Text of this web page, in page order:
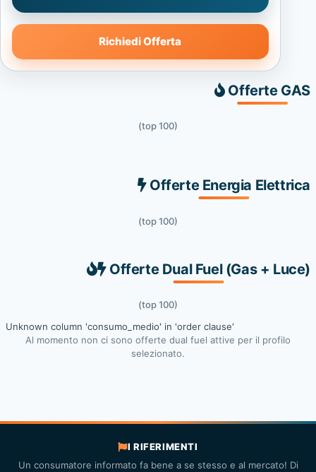
Richiedi Offerta
Offerte GAS
(top 100)
Offerte Energia Elettrica
(top 100)
Offerte Dual Fuel (Gas + Luce)
(top 100)
Unknown column 'consumo_medio' in 'order clause'
Al momento non ci sono offerte dual fuel attive per il profilo
selezionato.
I RIFERIMENTI
Un consumatore informato fa bene a se stesso e al mercato! Di